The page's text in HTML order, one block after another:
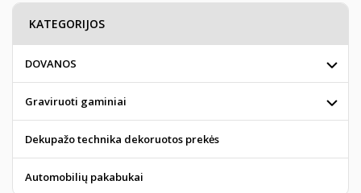
KATEGORIJOS
DOVANOS
Graviruoti gaminiai
Dekupažo technika dekoruotos prekės
Automobilių pakabukai